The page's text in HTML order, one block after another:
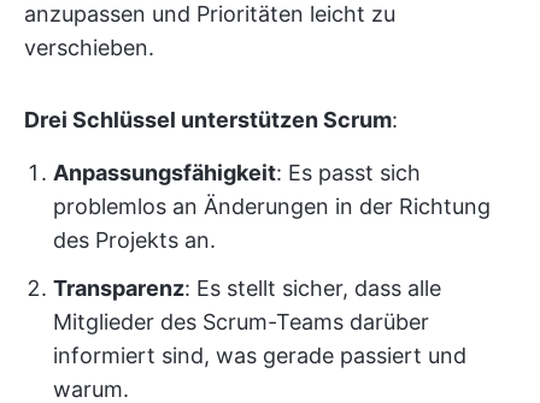
anzupassen und Prioritäten leicht zu
verschieben.
Drei Schlüssel unterstützen Scrum:
Anpassungsfähigkeit: Es passt sich
problemlos an Änderungen in der Richtung
des Projekts an.
Transparenz: Es stellt sicher, dass alle
Mitglieder des Scrum-Teams darüber
informiert sind, was gerade passiert und
warum.